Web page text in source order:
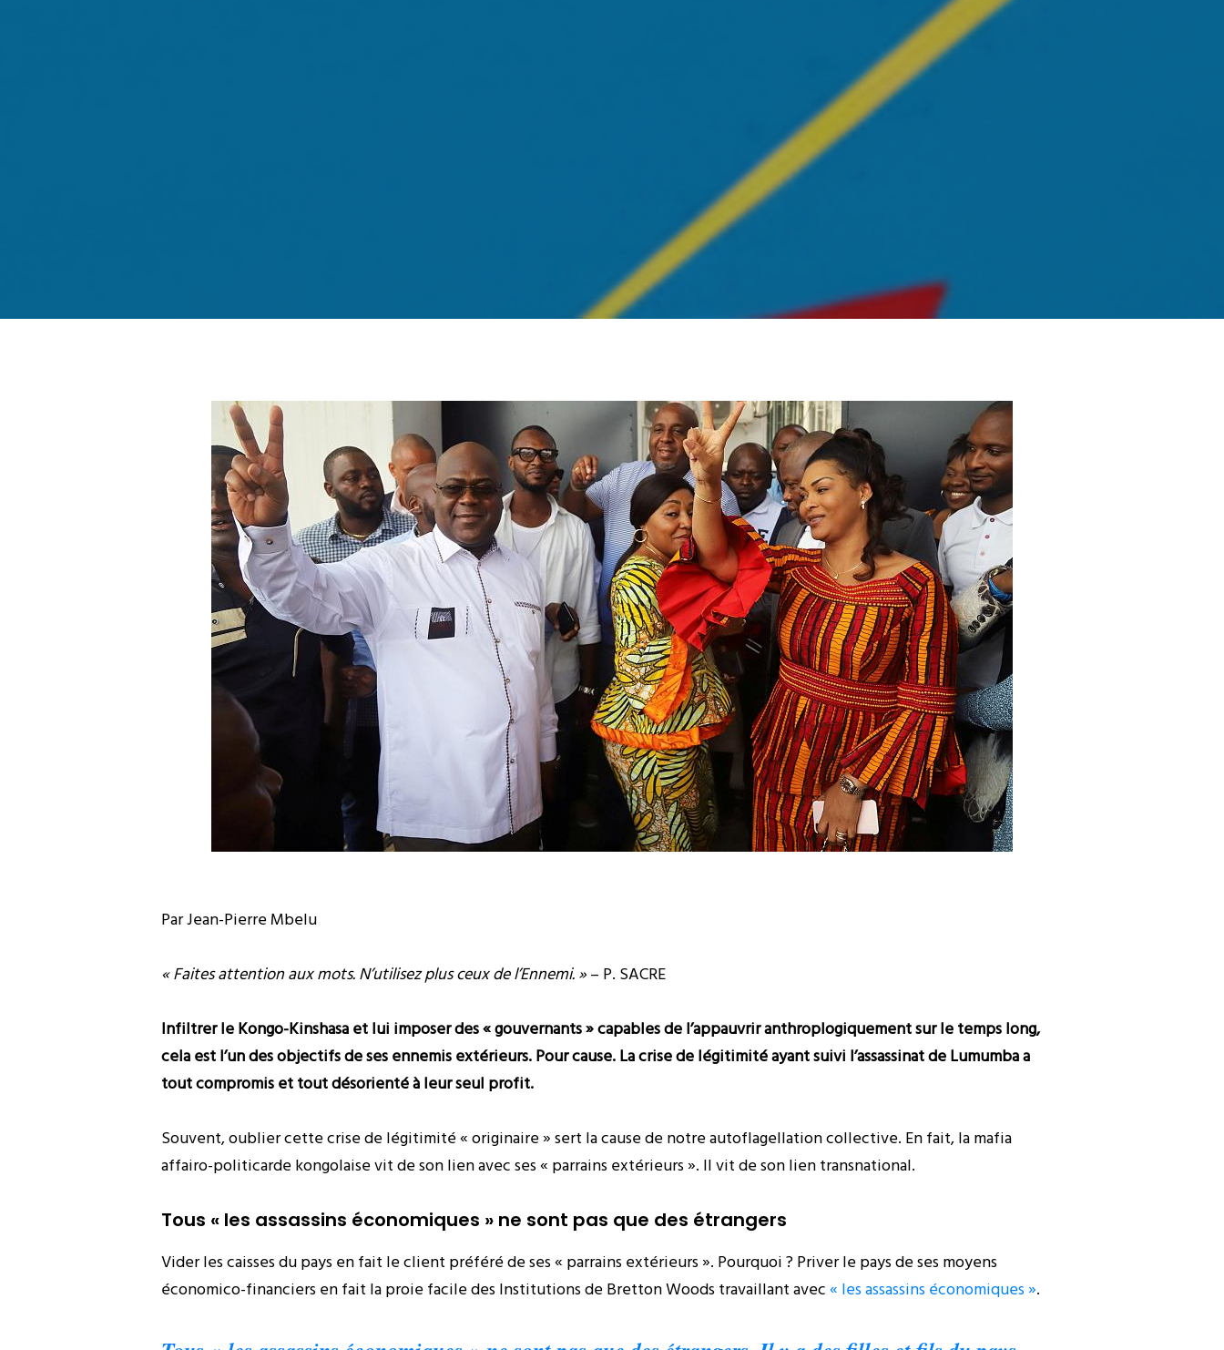
Par Jean-Pierre Mbelu
« Faites attention aux mots. N’utilisez plus ceux de l’Ennemi. »– P. SACRE
Infiltrer le Kongo-Kinshasa et lui imposer des « gouvernants » capables de l’appauvrir anthroplogiquement sur le temps long,
cela est l’un des objectifs de ses ennemis extérieurs. Pour cause. La crise de légitimité ayant suivi l’assassinat de Lumumba a
tout compromis et tout désorienté à leur seul profit.
Souvent, oublier cette crise de légitimité « originaire » sert la cause de notre autoflagellation collective. En fait, la mafia
affairo-politicarde kongolaise vit de son lien avec ses « parrains extérieurs ». Il vit de son lien transnational.
Tous « les assassins économiques » ne sont pas que des étrangers
Vider les caisses du pays en fait le client préféré de ses « parrains extérieurs ». Pourquoi ? Priver le pays de ses moyens
économico-financiers en fait la proie facile des Institutions de Bretton Woods travaillant avec« les assassins économiques ».